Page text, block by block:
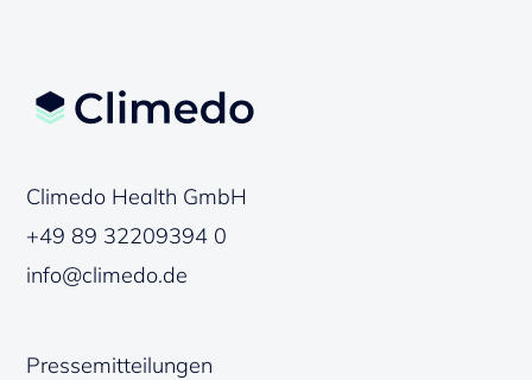
Climedo Health GmbH
+49 89 32209394 0
info@climedo.de
Pressemitteilungen